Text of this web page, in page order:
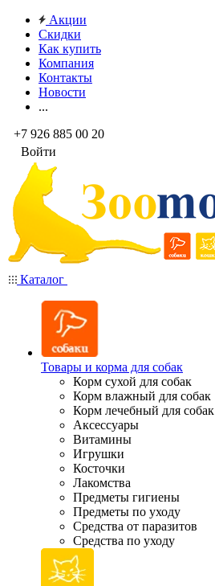
Акции
Скидки
Как купить
Компания
Контакты
Новости
...
+7 926 885 00 20
Войти
Каталог
Товары и корма для собак
Корм сухой для собак
Корм влажный для собак
Корм лечебный для собак
Аксессуары
Витамины
Игрушки
Косточки
Лакомства
Предметы гигиены
Предметы по уходу
Средства от паразитов
Средства по уходу